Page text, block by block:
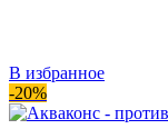
В избранное
-20%